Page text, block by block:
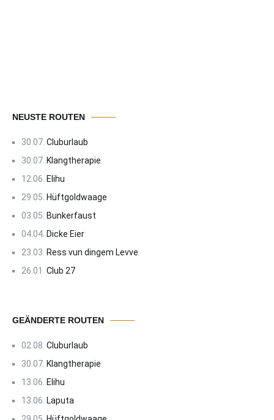
NEUSTE ROUTEN
30.07. Cluburlaub
30.07. Klangtherapie
12.06. Elihu
29.05. Hüftgoldwaage
03.05. Bunkerfaust
04.04. Dicke Eier
23.03. Ress vun dingem Levve
26.01. Club 27
GEÄNDERTE ROUTEN
02.08. Cluburlaub
30.07. Klangtherapie
13.06. Elihu
13.06. Laputa